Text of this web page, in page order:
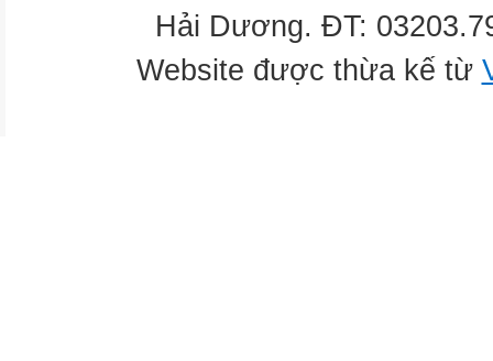
Hải Dương. ĐT:
Website được thừa kế từ